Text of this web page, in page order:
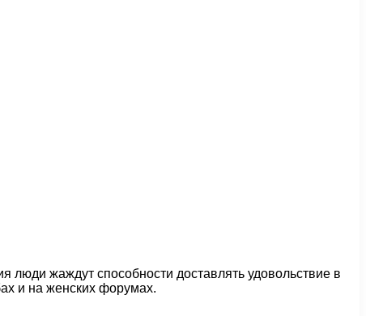
люди жаждут способности доставлять удовольствие в
и на женских форумах.